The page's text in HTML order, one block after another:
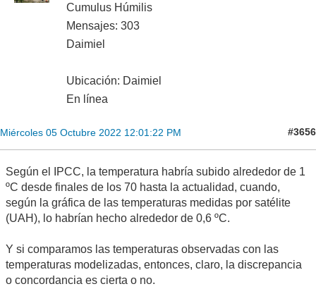
Cumulus Húmilis
Mensajes: 303
Daimiel
Ubicación: Daimiel
En línea
Miércoles 05 Octubre 2022 12:01:22 PM #3656
Según el IPCC, la temperatura habría subido alrededor de 1
ºC desde finales de los 70 hasta la actualidad, cuando,
según la gráfica de las temperaturas medidas por satélite
(UAH), lo habrían hecho alrededor de 0,6 ºC.
Y si comparamos las temperaturas observadas con las
temperaturas modelizadas, entonces, claro, la discrepancia
o concordancia es cierta o no.